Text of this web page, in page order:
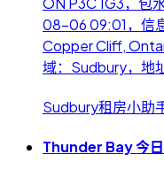
08-06 09:01，信
Copper Cliff,
域：Sudbury，地
Sudbury租房小助
Thunder Bay 今